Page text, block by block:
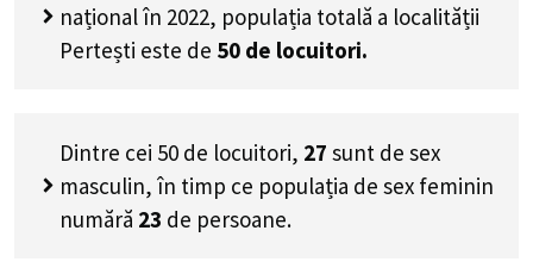
național în 2022, populația totală a localității
Pertești este de 50 de locuitori.
Dintre cei 50 de locuitori, 27 sunt de sex
masculin, în timp ce populația de sex feminin
numără 23 de persoane.